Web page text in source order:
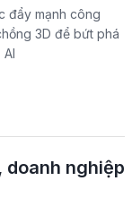
đẩy mạnh công
3D để bứt phá
nghiệp